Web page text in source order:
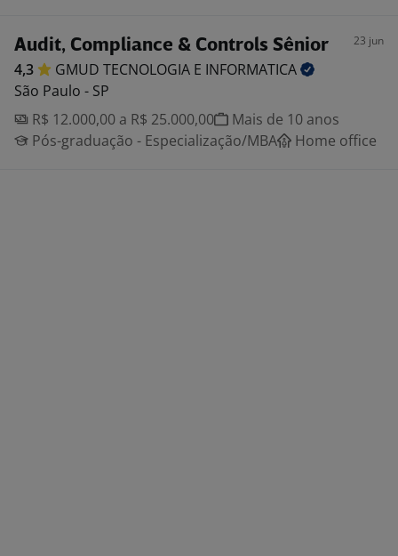
Audit, Compliance & Controls Sênior 23 jun
4,3 GMUD TECNOLOGIA E INFORMATICA
São Paulo - SP
R$ 12.000,00 a R$ 25.000,00
Mais de 10 anos
Pós-graduação - Especialização/MBA
Home office